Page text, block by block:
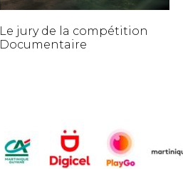
Le jury de la compétition
Documentaire